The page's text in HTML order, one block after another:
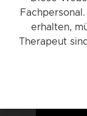
erhalten,
Therapeut